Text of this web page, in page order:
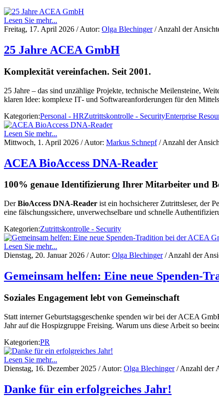
Lesen Sie mehr...
Freitag, 17. April 2026 / Autor: Olga Blechinger/ Anzahl der
25 Jahre ACEA GmbH
Komplexität vereinfachen. Seit 2001.
25 Jahre – das sind unzählige Projekte, technische Meilensteine,
klaren Idee: komplexe IT‑ und Softwareanforderungen für den
Kategorien:Personal - HRZutrittskontrolle - SecurityEnterprise
Lesen Sie mehr...
Mittwoch, 1. April 2026 / Autor: Markus Schnepf/ Anzahl der
ACEA BioAccess DNA‑Reader
100% genaue Identifizierung Ihrer Mitarbeiter und
DerBioAccess DNA‑Reader ist ein hochsicherer Zutrittsleser, der
eine fälschungssichere, unverwechselbare und schnelle
Kategorien:Zutrittskontrolle - Security
Lesen Sie mehr...
Dienstag, 20. Januar 2026 / Autor: Olga Blechinger/ Anzahl der
Gemeinsam helfen: Eine neue Spenden-
Soziales Engagement lebt von Gemeinschaft
Statt interner Geburtstagsgeschenke spenden wir bei der ACEA
Jahr auf die Hospizgruppe Freising. Warum uns diese Arbeit so
Kategorien:PR
Lesen Sie mehr...
Dienstag, 16. Dezember 2025 / Autor: Olga Blechinger/ Anzahl der
Danke für ein erfolgreiches Jahr!